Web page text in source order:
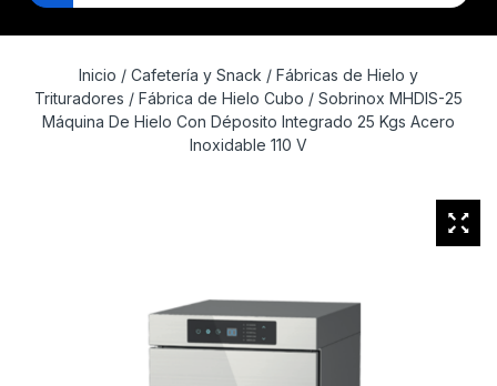
Inicio / Cafetería y Snack / Fábricas de Hielo y
Trituradores / Fábrica de Hielo Cubo / Sobrinox MHDIS-25
Máquina De Hielo Con Déposito Integrado 25 Kgs Acero
Inoxidable 110 V